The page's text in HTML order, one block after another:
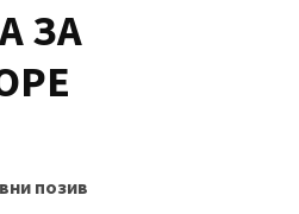
ЗА
позив